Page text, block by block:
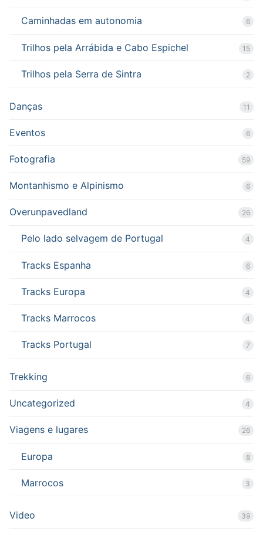
Caminhadas em autonomia 6
Trilhos pela Arrábida e Cabo Espichel 15
Trilhos pela Serra de Sintra 2
Danças 11
Eventos 6
Fotografia 59
Montanhismo e Alpinismo 6
Overunpavedland 26
Pelo lado selvagem de Portugal 4
Tracks Espanha 6
Tracks Europa 4
Tracks Marrocos 4
Tracks Portugal 7
Trekking 6
Uncategorized 4
Viagens e lugares 26
Europa 8
Marrocos 3
Video 39